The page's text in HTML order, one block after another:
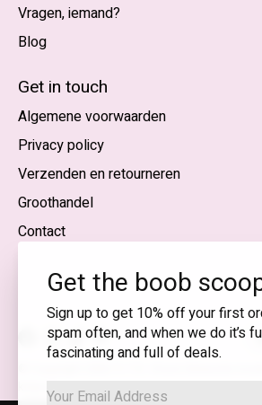
Vragen, iemand?
Blog
Get in touch
Algemene voorwaarden
Privacy policy
Verzenden en retourneren
Groothandel
Contact
knipoog
SEK
Get the boob
Sign up to get 10% off your first
spam often, and when we do it’s
fascinating and full of deals.